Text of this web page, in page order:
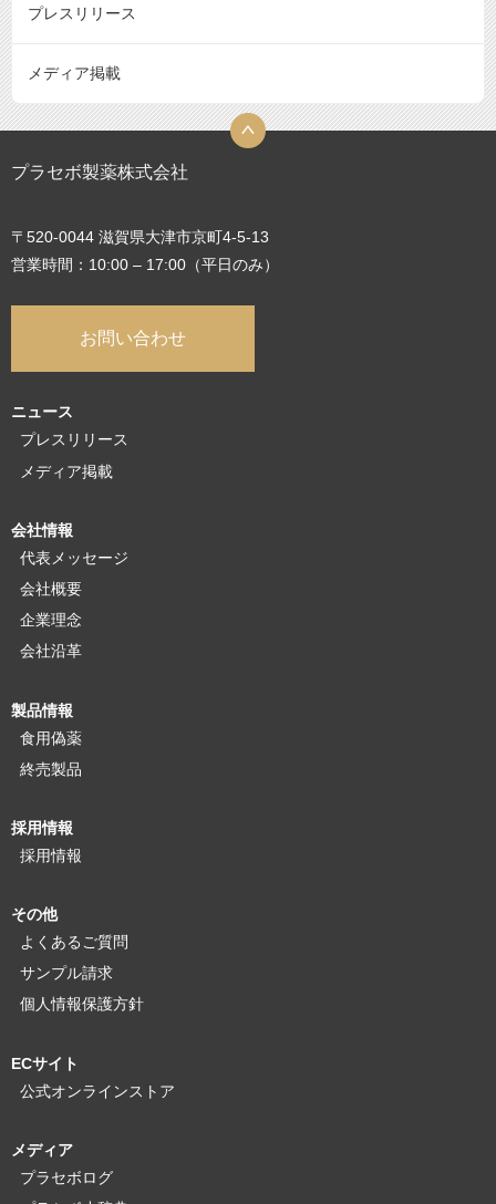
プレスリリース
メディア掲載
プラセボ製薬株式会社
〒520-0044 滋賀県大津市京町4-5-13
営業時間：10:00 – 17:00（平日のみ）
お問い合わせ
ニュース
プレスリリース
メディア掲載
会社情報
代表メッセージ
会社概要
企業理念
会社沿革
製品情報
食用偽薬
終売製品
採用情報
採用情報
その他
よくあるご質問
サンプル請求
個人情報保護方針
ECサイト
公式オンラインストア
メディア
プラセボログ